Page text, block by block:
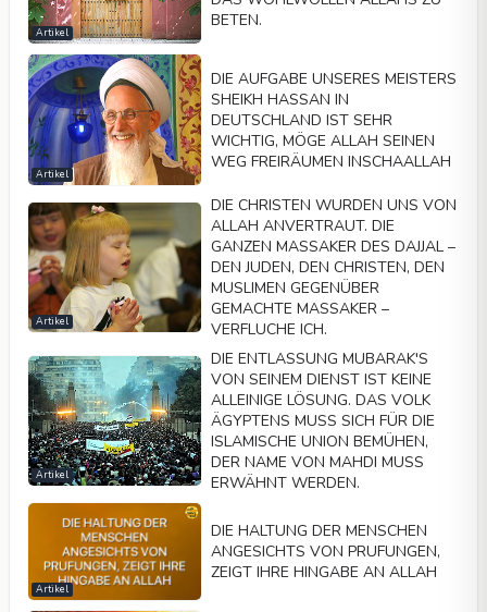
Artikel
BETEN.
Artikel
DIE AUFGABE UNSERES MEISTERS
SHEIKH HASSAN IN
DEUTSCHLAND IST SEHR
WICHTIG, MÖGE ALLAH SEINEN
WEG FREIRÄUMEN INSCHAALLAH
Artikel
DIE CHRISTEN WURDEN UNS VON
ALLAH ANVERTRAUT. DIE
GANZEN MASSAKER DES DAJJAL –
DEN JUDEN, DEN CHRISTEN, DEN
MUSLIMEN GEGENÜBER
GEMACHTE MASSAKER –
VERFLUCHE ICH.
Artikel
DIE ENTLASSUNG MUBARAK'S
VON SEINEM DIENST IST KEINE
ALLEINIGE LÖSUNG. DAS VOLK
ÄGYPTENS MUSS SICH FÜR DIE
ISLAMISCHE UNION BEMÜHEN,
DER NAME VON MAHDI MUSS
ERWÄHNT WERDEN.
Artikel
DIE HALTUNG DER MENSCHEN
ANGESICHTS VON PRUFUNGEN,
ZEIGT IHRE HINGABE AN ALLAH